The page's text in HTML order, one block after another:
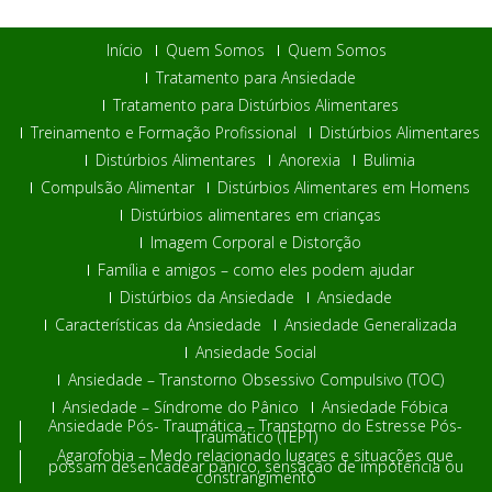
Início Quem Somos
Quem Somos
Tratamento para Ansiedade
Tratamento para Distúrbios Alimentares
Treinamento e Formação Profissional
Distúrbios Alimentares
Distúrbios Alimentares
Anorexia
Bulimia
Compulsão Alimentar
Distúrbios Alimentares em Homens
Distúrbios alimentares em crianças
Imagem Corporal e Distorção
Família e amigos – como eles podem ajudar
Distúrbios da Ansiedade
Ansiedade
Características da Ansiedade
Ansiedade Generalizada
Ansiedade Social
Ansiedade – Transtorno Obsessivo Compulsivo (TOC)
Ansiedade – Síndrome do Pânico
Ansiedade Fóbica
Ansiedade Pós- Traumática – Transtorno do Estresse Pós-
Traumático (TEPT)
Agarofobia – Medo relacionado lugares e situações que
possam desencadear pânico, sensação de impotência ou
constrangimento